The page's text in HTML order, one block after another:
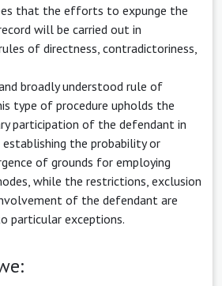
that the efforts to expunge the
will be carried out in
of directness, contradictoriness,
broadly understood rule of
type of procedure upholds the
participation of the defendant in
establishing the probability or
of grounds for employing
while the restrictions, exclusion
of the defendant are
particular exceptions.